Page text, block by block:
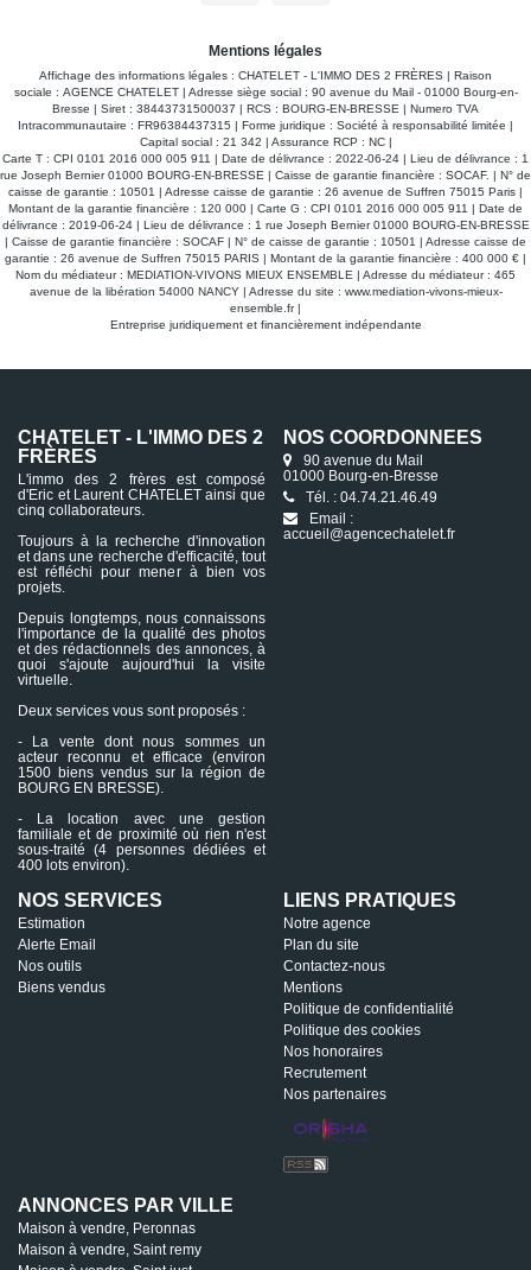
vide . Possibilité de parking non privatif. Libre au 05.08.2026
Mentions légales
Affichage des informations légales : CHATELET - L'IMMO DES 2 FRÈRES | Raison
sociale : AGENCE CHATELET | Adresse siège social : 90 avenue du Mail - 01000 Bourg-en-
Bresse | Siret : 38443731500037 | RCS : BOURG-EN-BRESSE | Numero TVA
Intracommunautaire : FR96384437315 | Forme juridique : Société à responsabilité limitée |
Capital social : 21 342 | Assurance RCP : NC |
Carte T : CPI 0101 2016 000 005 911 | Date de délivrance : 2022-06-24 | Lieu de délivrance : 1
rue Joseph Bernier 01000 BOURG-EN-BRESSE | Caisse de garantie financière : SOCAF. | N° de
caisse de garantie : 10501 | Adresse caisse de garantie : 26 avenue de Suffren 75015 Paris |
Montant de la garantie financière : 120 000 | Carte G : CPI 0101 2016 000 005 911 | Date de
délivrance : 2019-06-24 | Lieu de délivrance : 1 rue Joseph Bernier 01000 BOURG-EN-BRESSE
| Caisse de garantie financière : SOCAF | N° de caisse de garantie : 10501 | Adresse caisse de
garantie : 26 avenue de Suffren 75015 PARIS | Montant de la garantie financière : 400 000 € |
Nom du médiateur : MEDIATION-VIVONS MIEUX ENSEMBLE | Adresse du médiateur : 465
avenue de la libération 54000 NANCY | Adresse du site : www.mediation-vivons-mieux-
ensemble.fr|
Entreprise juridiquement et financièrement indépendante
CHATELET - L'IMMO DES 2
FRÈRES
L'immo des 2 frères est composé
d'Eric et Laurent CHATELET ainsi que
cinq collaborateurs.
Toujours à la recherche d'innovation
et dans une recherche d'efficacité, tout
est réfléchi pour mener à bien vos
projets.
Depuis longtemps, nous connaissons
l'importance de la qualité des photos
et des rédactionnels des annonces, à
quoi s'ajoute aujourd'hui la visite
virtuelle.
Deux services vous sont proposés :
- La vente dont nous sommes un
acteur reconnu et efficace (environ
1500 biens vendus sur la région de
BOURG EN BRESSE).
- La location avec une gestion
familiale et de proximité où rien n'est
sous-traité (4 personnes dédiées et
400 lots environ).
NOS COORDONNÉES
90 avenue du Mail
01000 Bourg-en-Bresse
Tél. : 04.74.21.46.49
Email :
accueil@agencechatelet.fr
NOS SERVICES
Estimation
Alerte Email
Nos outils
Biens vendus
LIENS PRATIQUES
Notre agence
Plan du site
Contactez-nous
Mentions
Politique de confidentialité
Politique des cookies
Nos honoraires
Recrutement
Nos partenaires
ANNONCES PAR VILLE
Maison à vendre, Peronnas
Maison à vendre, Saint remy